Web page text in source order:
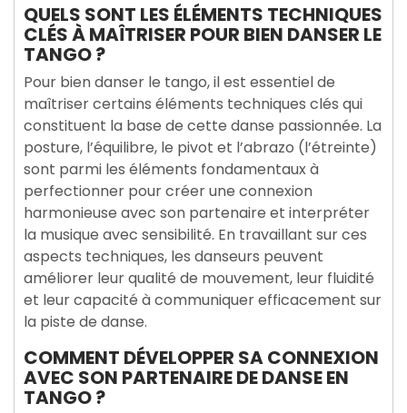
QUELS SONT LES ÉLÉMENTS TECHNIQUES
CLÉS À MAÎTRISER POUR BIEN DANSER LE
TANGO ?
Pour bien danser le tango, il est essentiel de
maîtriser certains éléments techniques clés qui
constituent la base de cette danse passionnée. La
posture, l’équilibre, le pivot et l’abrazo (l’étreinte)
sont parmi les éléments fondamentaux à
perfectionner pour créer une connexion
harmonieuse avec son partenaire et interpréter
la musique avec sensibilité. En travaillant sur ces
aspects techniques, les danseurs peuvent
améliorer leur qualité de mouvement, leur fluidité
et leur capacité à communiquer efficacement sur
la piste de danse.
COMMENT DÉVELOPPER SA CONNEXION
AVEC SON PARTENAIRE DE DANSE EN
TANGO ?